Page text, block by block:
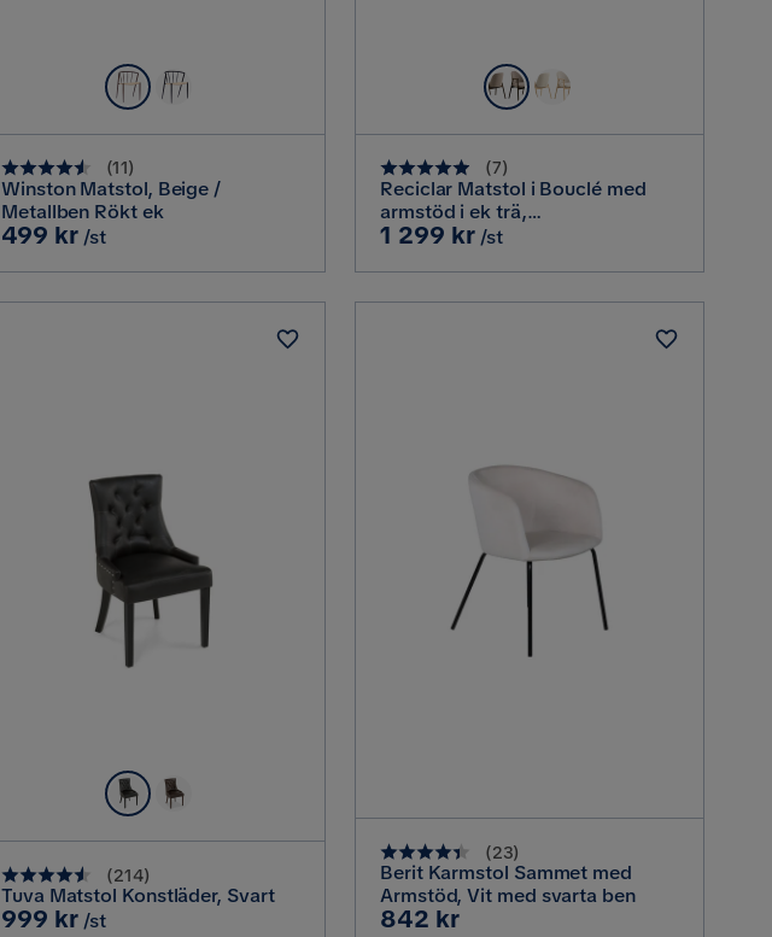
(11)
Winston Matstol, Beige /
Metallben Rökt ek
Pris
499 kr /st
(7)
Reciclar Matstol i Bouclé med
armstöd i ek trä,
Mörkbrun/Greige
Pris
1 299 kr /st
(214)
Tuva Matstol Konstläder, Svart
Pris
999 kr/st
(23)
Berit Karmstol Sammet med
Armstöd, Vit med svarta ben
Pris
842 kr